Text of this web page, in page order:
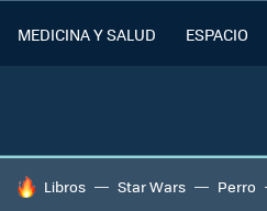
MEDICINA Y SALUD ESPACIO
HOY SE HABLA DE
Libros Star Wars Perro